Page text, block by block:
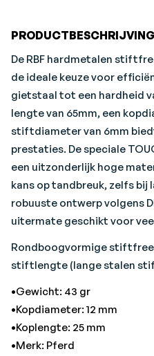
PRODUCTBESCHRIJVING
De RBF hardmetalen
de ideale keuze voor
gietstaal tot een hardheid
lengte van 65mm, een
stiftdiameter van 6mm
prestaties. De speciale
een uitzonderlijk hoge
kans op tandbreuk, zelfs bij
robuuste ontwerp volgens
uitermate geschikt voor
Rondboogvormige
stiftlengte (lange stalen
•Gewicht: 43 gr
•Kopdiameter: 12 mm
•Koplengte: 25 mm
•Merk: Pferd